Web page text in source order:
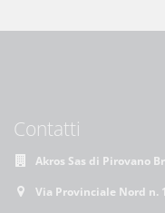
Contatti
Akros Sas di Pirovano
Via Provinciale Nord n.